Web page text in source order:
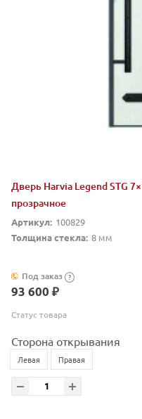
Дверь Harvia Legend STG
прозрачное
Артикул: 100829
Толщина стекла: 8 мм
Под заказ ?
93 600 ₽
Статус товара
Сторона открывания
Левая Правая